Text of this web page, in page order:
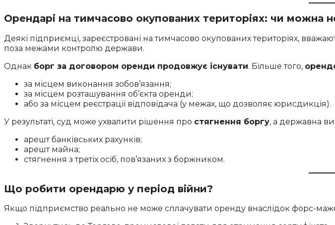
Орендарі на тимчасово окупованих територіях: чи можна
Деякі підприємці, зареєстровані на тимчасово окупованих територіях,
поза межами контролю держави.
Однак борг за договором оренди продовжує існувати. Більше того,
за місцем виконання зобов’язання;
за місцем розташування об’єкта оренди;
або за місцем реєстрації відповідача (у межах, що дозволяє юрисдикція).
У результаті, суд може ухвалити рішення про стягнення боргу, а державна
арешт банківських рахунків;
арешт майна;
стягнення з третіх осіб, пов’язаних з боржником.
Що робити орендарю у період війни?
Якщо підприємство реально не може сплачувати оренду внаслідок форс-